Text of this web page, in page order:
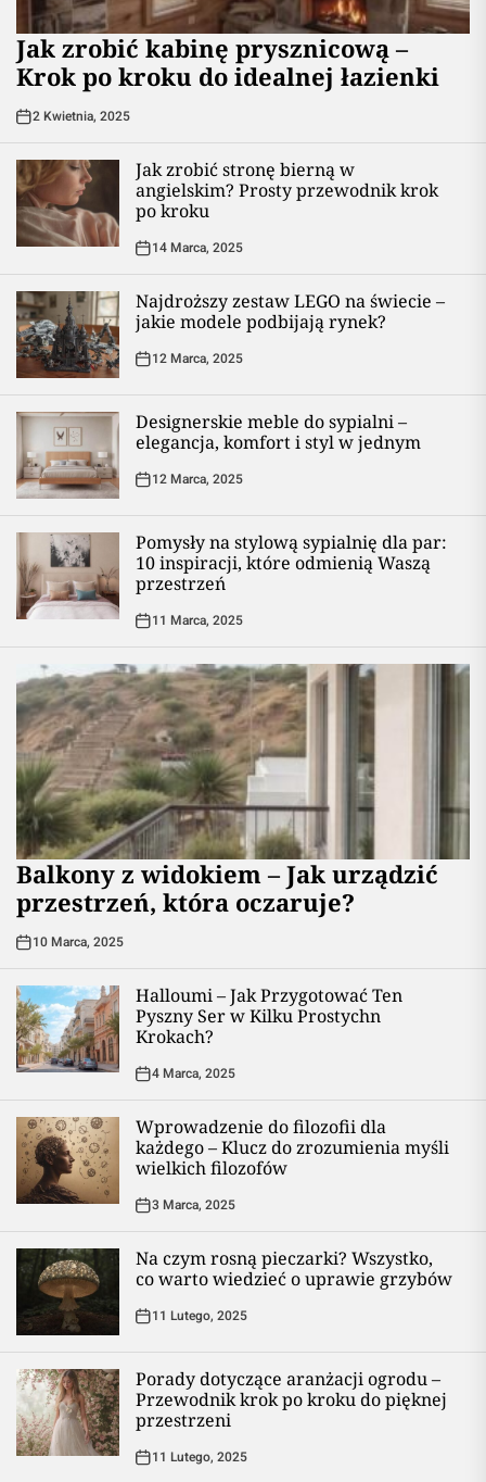
Jak zrobić kabinę prysznicową –
Krok po kroku do idealnej łazienki
2 Kwietnia, 2025
Jak zrobić stronę bierną w
angielskim? Prosty przewodnik krok
po kroku
14 Marca, 2025
Najdroższy zestaw LEGO na świecie –
jakie modele podbijają rynek?
12 Marca, 2025
Designerskie meble do sypialni –
elegancja, komfort i styl w jednym
12 Marca, 2025
Pomysły na stylową sypialnię dla par:
10 inspiracji, które odmienią Waszą
przestrzeń
11 Marca, 2025
Balkony z widokiem – Jak urządzić
przestrzeń, która oczaruje?
10 Marca, 2025
Halloumi – Jak Przygotować Ten
Pyszny Ser w Kilku Prostychn
Krokach?
4 Marca, 2025
Wprowadzenie do filozofii dla
każdego – Klucz do zrozumienia myśli
wielkich filozofów
3 Marca, 2025
Na czym rosną pieczarki? Wszystko,
co warto wiedzieć o uprawie grzybów
11 Lutego, 2025
Porady dotyczące aranżacji ogrodu –
Przewodnik krok po kroku do pięknej
przestrzeni
11 Lutego, 2025